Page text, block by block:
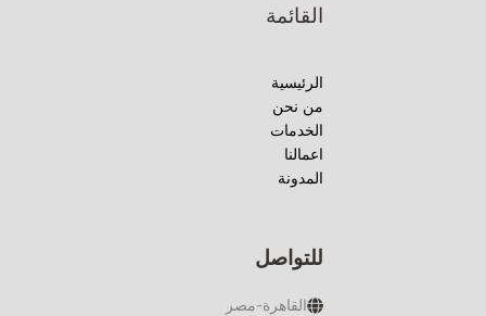
القائمة
الرئيسية
من نحن
الخدمات
اعمالنا
المدونة
للتواصل
القاهرة-مصر